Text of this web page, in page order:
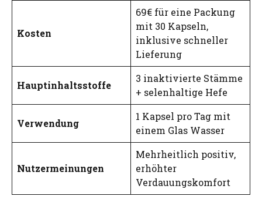
Kosten
69€ für eine Packung
mit 30 Kapseln,
inklusive schneller
Lieferung
Hauptinhaltsstoffe
3 inaktivierte Stämme
+ selenhaltige Hefe
Verwendung
1 Kapsel pro Tag mit
einem Glas Wasser
Nutzermeinungen
Mehrheitlich positiv,
erhöhter
Verdauungskomfort